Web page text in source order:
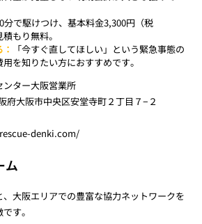
分で駆けつけ、基本料金3,300円（税
もり無料。
「今すぐ直してほしい」という緊急事態の
を知りたい方におすすめです。
ンター大阪営業所
府大阪市中央区安堂寺町２丁目７−２
denki.com/
ム
大阪エリアでの豊富な協力ネットワークを
す。